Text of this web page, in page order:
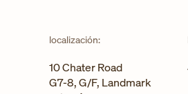
localización:
10 Chater Road
G7-8, G/F, Landmark